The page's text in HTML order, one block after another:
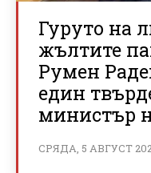
Гуруто на
жълтите
Румен
един
министър
СРЯДА, 5 АВГУСТ